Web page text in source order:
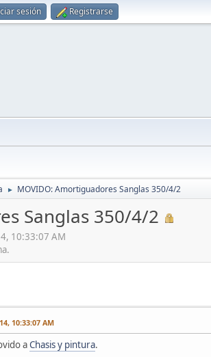
sesión Registrarse
► MOVIDO: Amortiguadores Sanglas 350/4/2
Sanglas 350/4/2
10:33:07 AM
10:33:07 AM
aChasis y pintura.